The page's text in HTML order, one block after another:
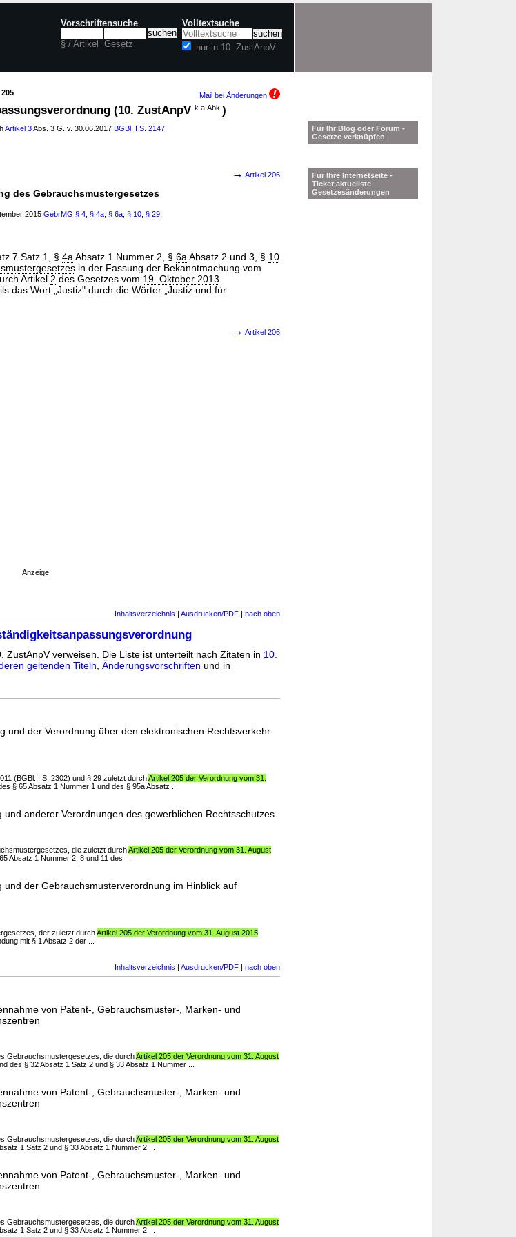
Vorschriftensuche
§ / Artikel Gesetz
Volltextsuche
nur in 10. ZustAnpV
Mail bei Änderungen
(10. ZustAnpV k.a.Abk. )
Artikel 3Abs. 3 G. v. 30.06.2017 BGBl. I S. 2147
→ Artikel 206
des Gebrauchsmustergesetzes
2015 GebrMG § 4 § 4a § 6a § 10 § 29
7 Satz 1, § 4a Absatz 1 Nummer 2, § 6a Absatz 2 und 3, § 10
in der Fassung der Bekanntmachung vom
Artikel 2 des Gesetzes vom 19. Oktober 2013
das Wort „Justiz" durch die Wörter „Justiz und für
→ Artikel 206
Anzeige
Inhaltsverzeichnis | Ausdrucken/PDF | nach oben
ZustAnpV verweisen. Die Liste ist unterteilt nach Zitaten in 10.
geltenden Titeln Änderungsvorschriften und in
und der Verordnung über den elektronischen Rechtsverkehr
(BGBl. I S. 2302) und § 29 zuletzt durchArtikel 205 der Verordnung vom 31.
§ 65 Absatz 1 Nummer 1 und des § 95a Absatz ...
anderer Verordnungen des gewerblichen Rechtsschutzes
die zuletzt durchArtikel 205 der Verordnung vom 31. August
Absatz 1 Nummer 2, 8 und 11 des ...
der Gebrauchsmusterverordnung im Hinblick auf
der zuletzt durchArtikel 205 der Verordnung vom 31. August 2015
mit § 1 Absatz 2 der ...
Inhaltsverzeichnis | Ausdrucken/PDF | nach oben
von Patent-, Gebrauchsmuster-, Marken- und
Gebrauchsmustergesetzes, die durchArtikel 205 der Verordnung vom 31. August
des § 32 Absatz 1 Satz 2 und § 33 Absatz 1 Nummer ...
von Patent-, Gebrauchsmuster-, Marken- und
Gebrauchsmustergesetzes, die durchArtikel 205 der Verordnung vom 31. August
1 Satz 2 und § 33 Absatz 1 Nummer 2 ...
von Patent-, Gebrauchsmuster-, Marken- und
Gebrauchsmustergesetzes, die durchArtikel 205 der Verordnung vom 31. August
1 Satz 2 und § 33 Absatz 1 Nummer 2 ...
Für Ihr Blog oder Forum -
Gesetze verknüpfen
Für Ihre Internetseite -
Ticker aktuellste
Gesetzesänderungen